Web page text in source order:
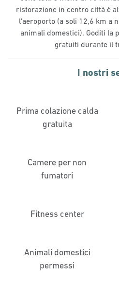
ristorazione in centro città è
l'aeroporto (a soli 12,6 km a
animali domestici). Goditi la
gratuiti durante il
I nostri
Prima colazione calda
gratuita
Camere per non
fumatori
Fitness center
Animali domestici
permessi